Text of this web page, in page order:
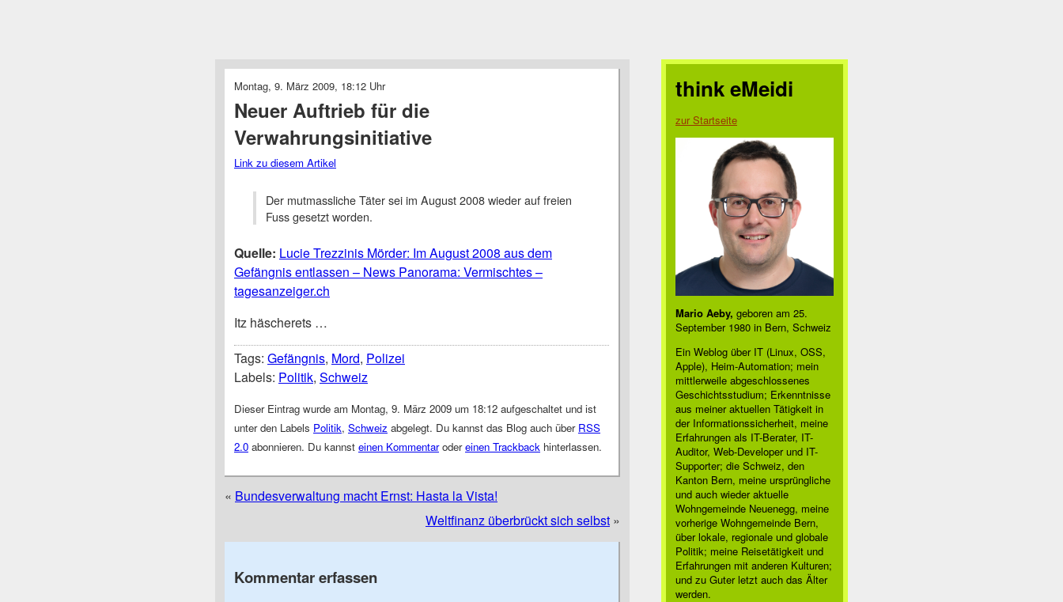
Montag, 9. März 2009, 18:12 Uhr
Neuer Auftrieb für die
Verwahrungsinitiative
Link zu diesem Artikel
Der mutmassliche Täter sei im August 2008 wieder auf freien
Fuss gesetzt worden.
Quelle: Lucie Trezzinis Mörder: Im August 2008 aus dem
Gefängnis entlassen – News Panorama: Vermischtes –
tagesanzeiger.ch
Itz häscherets …
Tags: Gefängnis, Mord, Polizei
Labels: Politik, Schweiz
Dieser Eintrag wurde am Montag, 9. März 2009 um 18:12 aufgeschaltet und ist
unter den Labels Politik, Schweiz abgelegt. Du kannst das Blog auch über RSS
2.0 abonnieren. Du kannst einen Kommentarodereinen Trackback hinterlassen.
« Bundesverwaltung macht Ernst: Hasta la Vista!
Weltfinanz überbrückt sich selbst »
Kommentar erfassen
think eMeidi
zur Startseite
Mario Aeby, geboren am 25.
September 1980 in Bern, Schweiz
Ein Weblog über IT (Linux, OSS,
Apple), Heim-Automation; mein
mittlerweile abgeschlossenes
Geschichtsstudium; Erkenntnisse
aus meiner aktuellen Tätigkeit in
der Informationssicherheit, meine
Erfahrungen als IT-Berater, IT-
Auditor, Web-Developer und IT-
Supporter; die Schweiz, den
Kanton Bern, meine ursprüngliche
und auch wieder aktuelle
Wohngemeinde Neuenegg, meine
vorherige Wohngemeinde Bern,
über lokale, regionale und globale
Politik; meine Reisetätigkeit und
Erfahrungen mit anderen Kulturen;
und zu Guter letzt auch das Älter
werden.